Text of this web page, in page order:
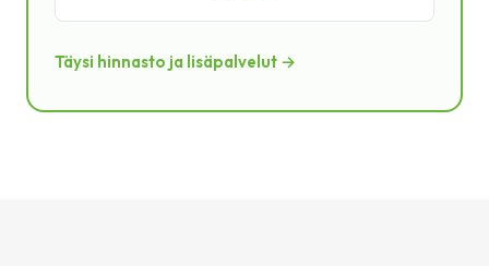
Täysi hinnasto ja lisäpalvelut →